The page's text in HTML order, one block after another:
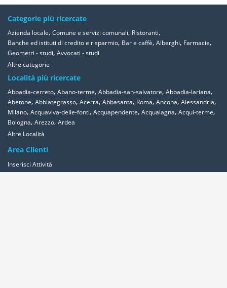
Categorie più ricercate
Azienda locale, Comune e servizi comunali, Ristoranti,
Banche ed istituti di credito e risparmio, Bar e caffè, Alberghi, Farmacie,
Geometri - studi, Avvocati - studi
Altre categorie
Località più ricercate
Abbadia-cerreto, Abano-terme, Abbadia-san-salvatore, Abbadia-lariana,
Abetone, Abbiategrasso, Acerra, Abbasanta, Roma, Ancona, Alessandria,
Milano, Acquaviva-delle-fonti, Acquapendente, Acqualagna, Acqui-terme,
Bologna, Arezzo, Ardea
Altre Località
Area Clienti
Inserisci Attività